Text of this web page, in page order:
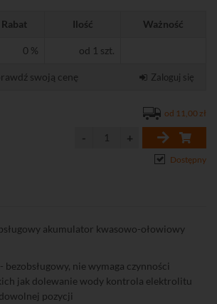
Rabat Ilość Ważność
0 % od 1 szt.
swoją cenę Zaloguj się
od 11,00 zł
Dostępny
akumulator kwasowo-ołowiowy
nie wymaga czynności
jak dolewanie wody kontrola elektrolitu
pozycji